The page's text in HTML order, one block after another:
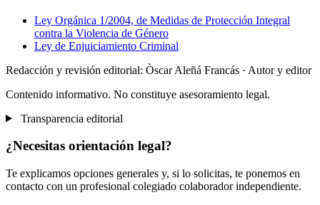
Ley Orgánica 1/2004, de Medidas de Protección Integral
contra la Violencia de Género
Ley de Enjuiciamiento Criminal
Redacción y revisión editorial: Òscar Aleñá Francás · Autor y editor
Contenido informativo. No constituye asesoramiento legal.
Transparencia editorial
¿Necesitas orientación legal?
Te explicamos opciones generales y, si lo solicitas, te ponemos en
contacto con un profesional colegiado colaborador independiente.